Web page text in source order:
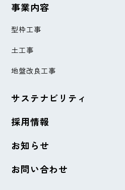
事業内容
型枠工事
土工事
地盤改良工事
サステナビリティ
採用情報
お知らせ
お問い合わせ